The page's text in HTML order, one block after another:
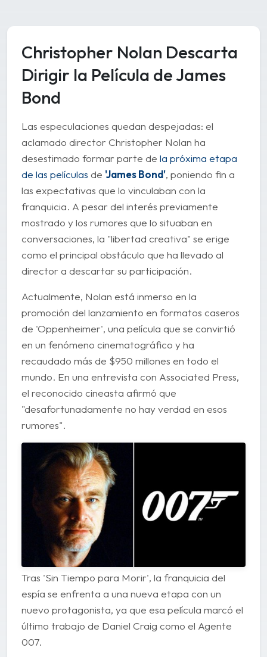
Christopher Nolan Descarta
Dirigir la Película de James
Bond
Las especulaciones quedan despejadas: el
aclamado director Christopher Nolan ha
desestimado formar parte de la próxima etapa
de las películas de 'James Bond', poniendo fin a
las expectativas que lo vinculaban con la
franquicia. A pesar del interés previamente
mostrado y los rumores que lo situaban en
conversaciones, la "libertad creativa" se erige
como el principal obstáculo que ha llevado al
director a descartar su participación.
Actualmente, Nolan está inmerso en la
promoción del lanzamiento en formatos caseros
de 'Oppenheimer', una película que se convirtió
en un fenómeno cinematográfico y ha
recaudado más de $950 millones en todo el
mundo. En una entrevista con Associated Press,
el reconocido cineasta afirmó que
"desafortunadamente no hay verdad en esos
rumores".
Tras 'Sin Tiempo para Morir', la franquicia del
espía se enfrenta a una nueva etapa con un
nuevo protagonista, ya que esa película marcó el
último trabajo de Daniel Craig como el Agente
007.